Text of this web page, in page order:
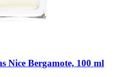
Nice Bergamote, 100 ml